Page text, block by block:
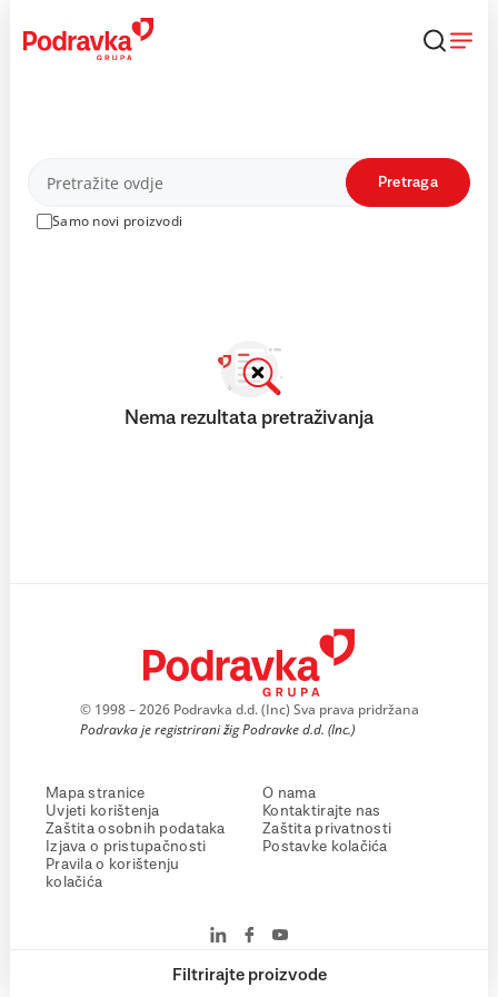
content
Proizvodi
Samo novi proizvodi
Pretraga
Filtrirajte proizvode
Nema rezultata pretraživanja
© 1998 – 2026 Podravka d.d. (Inc) Sva prava pridržana
Podravka je registrirani žig Podravke d.d. (Inc.)
Mapa stranice
Uvjeti korištenja
Zaštita osobnih podataka
Izjava o pristupačnosti
Pravila o korištenju
kolačića
O nama
Kontaktirajte nas
Zaštita privatnosti
Postavke kolačića